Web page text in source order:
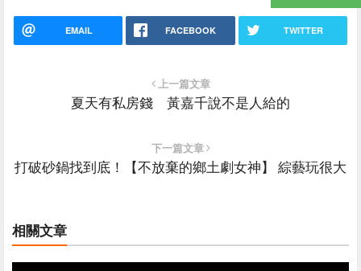
EMAIL FACEBOOK TWITTER
上一篇文章
夏天有私房錢 黃嘉千說不是人給的
下一篇文章
打破砂鍋找到底！【不放棄的鄉土劇女神】 綜藝玩很大
相關文章